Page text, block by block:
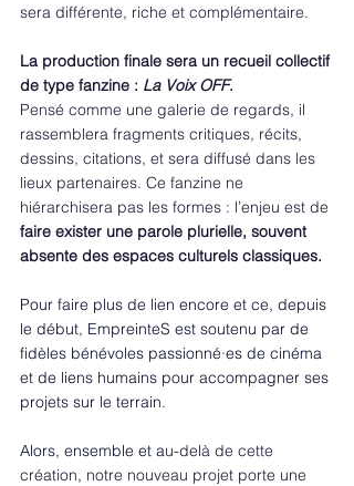
sera différente, riche et complémentaire.
La production finale sera un recueil collectif
de type fanzine : La Voix OFF.
Pensé comme une galerie de regards, il
rassemblera fragments critiques, récits,
dessins, citations, et sera diffusé dans les
lieux partenaires. Ce fanzine ne
hiérarchisera pas les formes : l’enjeu est de
faire exister une parole plurielle, souvent
absente des espaces culturels classiques.
Pour faire plus de lien encore et ce, depuis
le début, EmpreinteS est soutenu par de
fidèles bénévoles passionné·es de cinéma
et de liens humains pour accompagner ses
projets sur le terrain.
Alors, ensemble et au-delà de cette
création, notre nouveau projet porte une